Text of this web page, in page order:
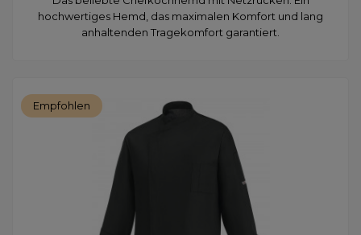
hochwertiges Hemd, das maximalen Komfort und lang
anhaltenden Tragekomfort garantiert.
Empfohlen